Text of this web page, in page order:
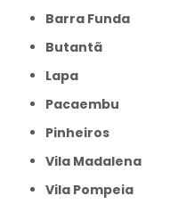
Barra Funda
Butantã
Lapa
Pacaembu
Pinheiros
Vila Madalena
Vila Pompeia